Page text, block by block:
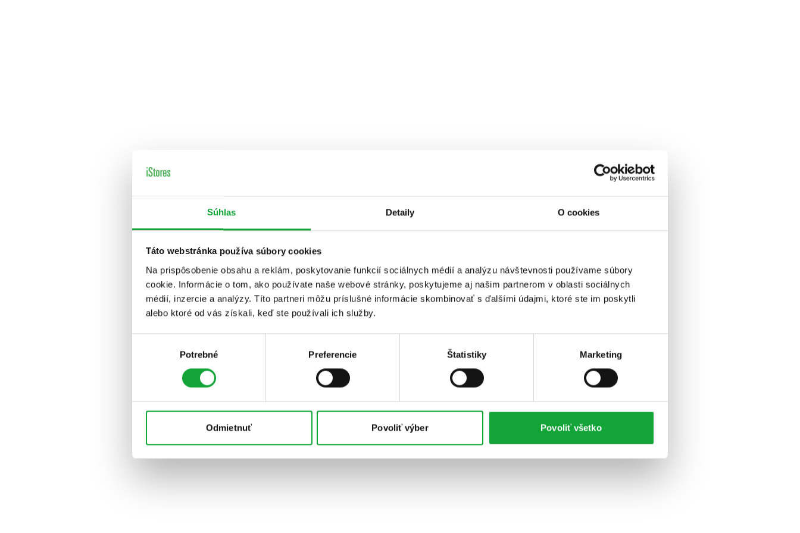
Súhlas Detaily O cookies
Táto webstránka používa súbory cookies
Na prispôsobenie obsahu a reklám, poskytovanie funkcií sociálnych médií a analýzu návštevnosti používame súbory
cookie. Informácie o tom, ako používate naše webové stránky, poskytujeme aj našim partnerom v oblasti sociálnych
médií, inzercie a analýzy. Títo partneri môžu príslušné informácie skombinovať s ďalšími údajmi, ktoré ste im poskytli
alebo ktoré od vás získali, keď ste používali ich služby.
Potrebné Preferencie Štatistiky Marketing
Odmietnuť Povoliť výber Povoliť všetko